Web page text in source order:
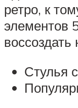
ретро, к
элементов
воссоздать
Стулья